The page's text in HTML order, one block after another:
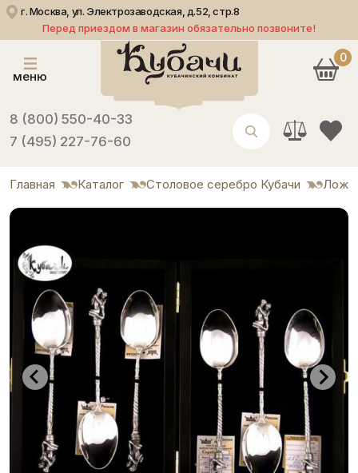
г. Москва, ул. Электрозаводская, д.52, стр.8
Перед приездом в магазин обязательно позвоните!
меню
8 (800) 550-40-33
7 (495) 227-76-60
0
Главная Каталог Столовое серебро Кубачи